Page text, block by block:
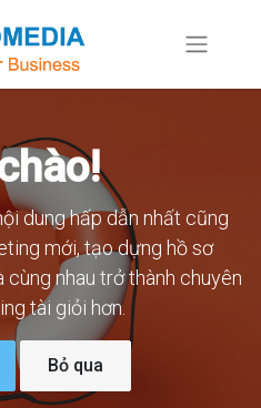
dung hấp dẫn nhất cũng
mới, tạo dựng hồ sơ
nhau trở thành chuyên
tài giỏi hơn.
Bỏ qua